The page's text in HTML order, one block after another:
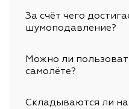
За счёт чего
шумоподавление?
Можно ли
самолёте?
Складываются ли